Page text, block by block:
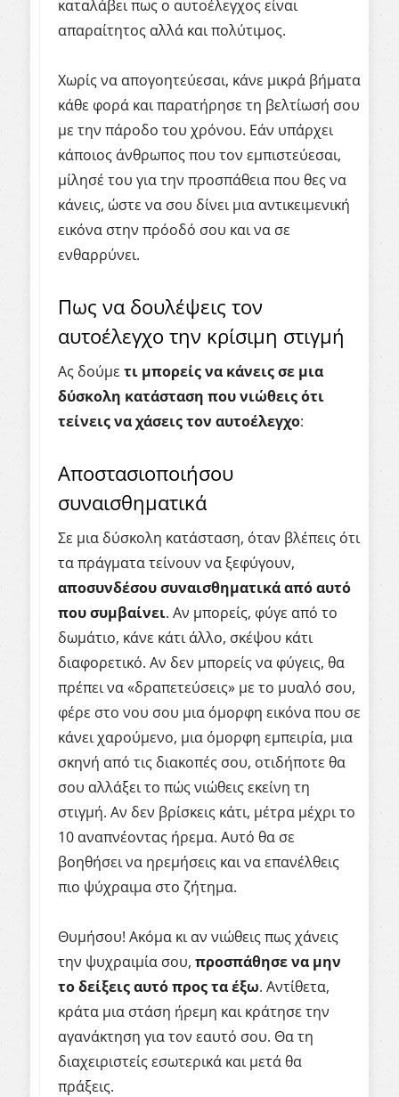
καταλάβει πως ο αυτοέλεγχος είναι
απαραίτητος αλλά και πολύτιμος.
Χωρίς να απογοητεύεσαι, κάνε μικρά βήματα
κάθε φορά και παρατήρησε τη βελτίωσή σου
με την πάροδο του χρόνου. Εάν υπάρχει
κάποιος άνθρωπος που τον εμπιστεύεσαι,
μίλησέ του για την προσπάθεια που θες να
κάνεις, ώστε να σου δίνει μια αντικειμενική
εικόνα στην πρόοδό σου και να σε
ενθαρρύνει.
Πως να δουλέψεις τον
αυτοέλεγχο την κρίσιμη στιγμή
Ας δούμε τι μπορείς να κάνεις σε μια
δύσκολη κατάσταση που νιώθεις ότι
τείνεις να χάσεις τον αυτοέλεγχο:
Αποστασιοποιήσου
συναισθηματικά
Σε μια δύσκολη κατάσταση, όταν βλέπεις ότι
τα πράγματα τείνουν να ξεφύγουν,
αποσυνδέσου συναισθηματικά από αυτό
που συμβαίνει. Αν μπορείς, φύγε από το
δωμάτιο, κάνε κάτι άλλο, σκέψου κάτι
διαφορετικό. Αν δεν μπορείς να φύγεις, θα
πρέπει να «δραπετεύσεις» με το μυαλό σου,
φέρε στο νου σου μια όμορφη εικόνα που σε
κάνει χαρούμενο, μια όμορφη εμπειρία, μια
σκηνή από τις διακοπές σου, οτιδήποτε θα
σου αλλάξει το πώς νιώθεις εκείνη τη
στιγμή. Αν δεν βρίσκεις κάτι, μέτρα μέχρι το
10 αναπνέοντας ήρεμα. Αυτό θα σε
βοηθήσει να ηρεμήσεις και να επανέλθεις
πιο ψύχραιμα στο ζήτημα.
Θυμήσου! Ακόμα κι αν νιώθεις πως χάνεις
την ψυχραιμία σου, προσπάθησε να μην
το δείξεις αυτό προς τα έξω. Αντίθετα,
κράτα μια στάση ήρεμη και κράτησε την
αγανάκτηση για τον εαυτό σου. Θα τη
διαχειριστείς εσωτερικά και μετά θα
πράξεις.